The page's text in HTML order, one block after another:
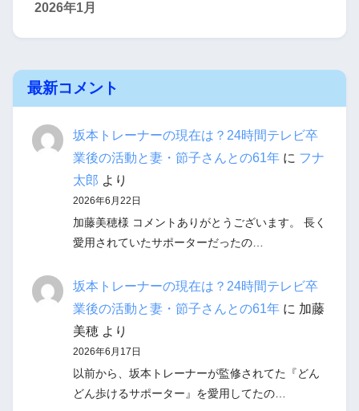
2026年1月
最新コメント
坂本トレーナーの現在は？24時間テレビ卒
業後の活動と妻・節子さんとの61年に フナ
太郎 より
2026年6月22日
加藤美穂様 コメントありがとうございます。 長く
愛用されていたサポーターだったの…
坂本トレーナーの現在は？24時間テレビ卒
業後の活動と妻・節子さんとの61年に 加藤
美穂より
2026年6月17日
以前から、坂本トレーナーが監修されてた『どん
どん歩けるサポーター』を愛用してたの…